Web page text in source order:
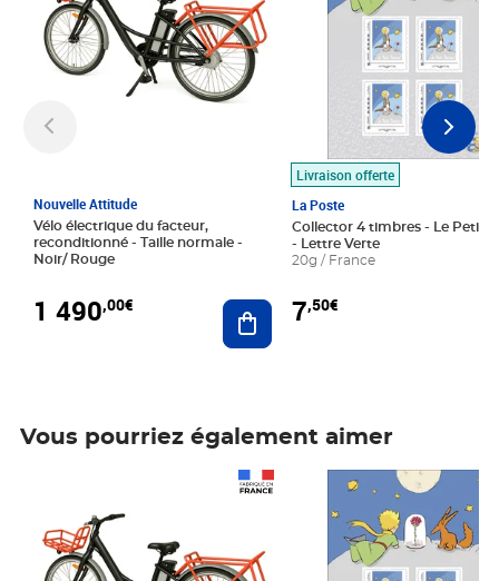
Nouvelle Attitude
Vélo électrique du facteur,
reconditionné - Taille normale -
Noir/ Rouge
1 490,00€ Ajouter au panier
Livraison offerte
La Poste
Collector 4 timbres - Le Petit
- Lettre Verte
20g / France
7,50€
Vous pourriez également aimer
Prix 7,50€